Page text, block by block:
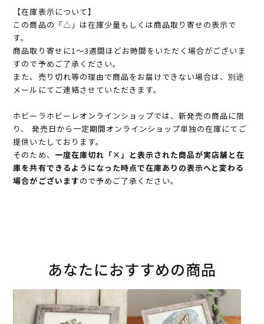
【在庫表示について】
この商品の「△」は在庫少量もしくは商品取り寄せの表示で
す。
商品取り寄せに1～3週間ほどお時間をいただく場合がございま
すので予めご了承ください。
また、売り切れ等の理由で商品をお届けできない場合は、別途
メールにてご連絡させていただきます。
ホビーラホビーレオンラインショップでは、新発売の商品に限
り、 発売日から一定期間オンラインショップ単独の在庫にてご
提供いたしております。
そのため、 一度在庫切れ「×」と表示された商品が実店舗と在
庫を共有できるようになった時点で在庫ありの表示へと変わる
場合がございますので予めご了承ください。
あなたにおすすめの商品